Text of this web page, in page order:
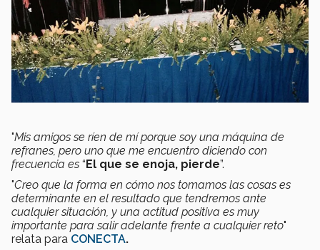
"Mis amigos se ríen de mí porque soy una máquina de
refranes, pero uno que me encuentro diciendo con
frecuencia es “El que se enoja, pierde”.
"Creo que la forma en cómo nos tomamos las cosas es
determinante en el resultado que tendremos ante
cualquier situación, y una actitud positiva es muy
importante para salir adelante frente a cualquier reto"
relata para CONECTA.